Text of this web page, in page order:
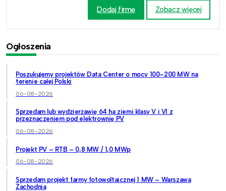
Dodaj firmę Zobacz więcej
Ogłoszenia
Poszukujemy projektów Data Center o mocy 100–200 MW na
terenie całej Polski
06-08-2026
Sprzedam lub wydzierżawię 64 ha ziemi klasy V i VI z
przeznaczeniem pod elektrownię PV
06-08-2026
Projekt PV – RTB – 0,8 MW / 1,0 MWp
06-08-2026
Sprzedam projekt farmy fotowoltaicznej 1 MW – Warszawa
Zachodnia